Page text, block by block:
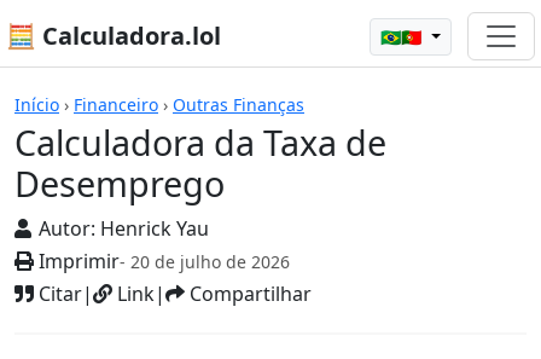
🧮 Calculadora.lol 🇧🇷🇵🇹
Início › Financeiro › Outras Finanças
Calculadora da Taxa de
Desemprego
Autor: Henrick Yau
Imprimir- 20 de julho de 2026
Citar| Link| Compartilhar
Calculadoras